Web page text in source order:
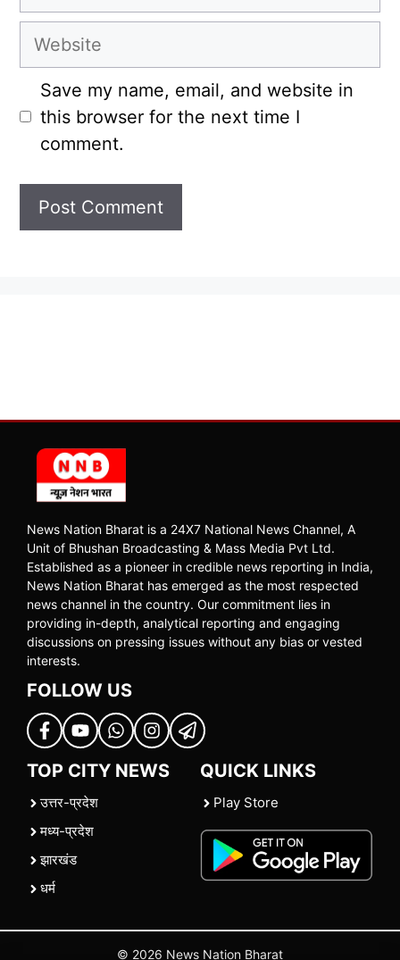
Website
Save my name, email, and website in
this browser for the next time I
comment.
News Nation Bharat is a 24X7 National News Channel, A
Unit of Bhushan Broadcasting & Mass Media Pvt Ltd.
Established as a pioneer in credible news reporting in India,
News Nation Bharat has emerged as the most respected
news channel in the country. Our commitment lies in
providing in-depth, analytical reporting and engaging
discussions on pressing issues without any bias or vested
interests.
FOLLOW US
TOP CITY NEWS
उत्तर-प्रदेश
मध्य-प्रदेश
झारखंड
धर्म
QUICK LINKS
Play Store
© 2026 News Nation Bharat